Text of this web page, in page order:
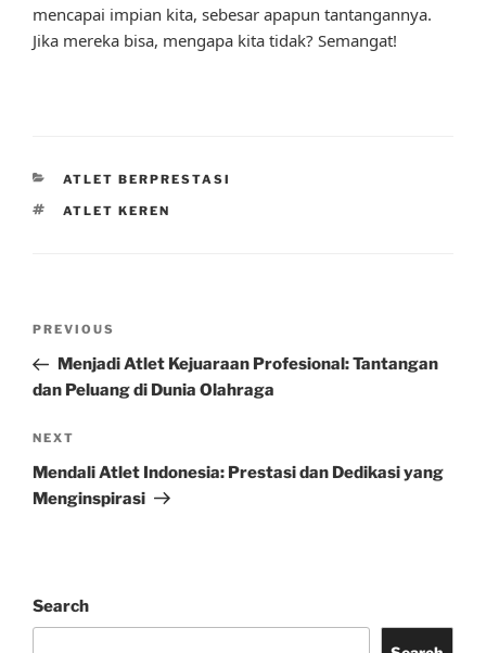
mencapai impian kita, sebesar apapun tantangannya.
Jika mereka bisa, mengapa kita tidak? Semangat!
CATEGORIES
ATLET BERPRESTASI
TAGS
ATLET KEREN
Previous
Post
PREVIOUS
Menjadi Atlet Kejuaraan Profesional: Tantangan
dan Peluang di Dunia Olahraga
Next
Post
NEXT
Mendali Atlet Indonesia: Prestasi dan Dedikasi yang
Menginspirasi
Search